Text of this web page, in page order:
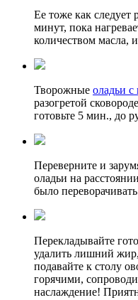
Ее тоже как следует
минут, пока
количеством масла,
Творожные оладьи с
разогретой
готовьте 5 мин., до
Переверните и
оладьи на
было
Перекладывайте
удалить лишний
подавайте к столу
горячими,
наслаждение!